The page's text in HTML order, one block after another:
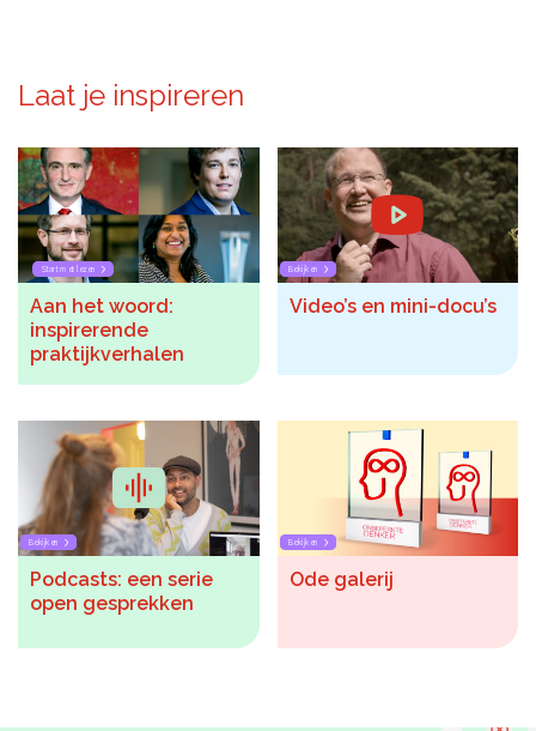
Laat je inspireren
Start met lezen
Aan het woord:
inspirerende
praktijkverhalen
Bekijken
Video’s en mini-docu’s
Bekijken
Podcasts: een serie
open gesprekken
Bekijken
Ode galerij